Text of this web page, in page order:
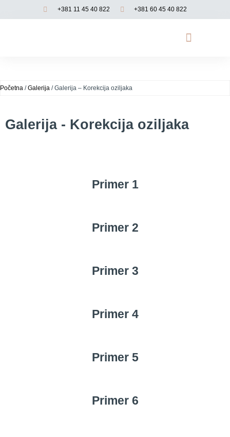
+381 11 45 40 822 +381 60 45 40 822
Početna /Galerija / Galerija – Korekcija oziljaka
Galerija - Korekcija oziljaka
Primer 1
Primer 2
Primer 3
Primer 4
Primer 5
Primer 6